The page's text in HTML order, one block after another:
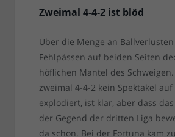
Zweimal 4-4-2 ist blöd
Über die Menge an
Fehlpässen auf beiden Seiten
höflichen Mantel des Schweigen.
zweimal 4-4-2 kein Spektakel auf
explodiert, ist klar, aber dass
der Gegend der dritten Liga
da schon. Bei der Fortuna kam